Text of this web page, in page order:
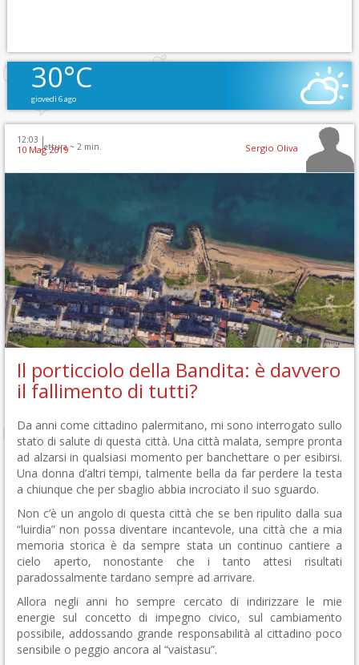
30°C
giovedì 6 ago
12:03 |
lettura ~ 2 min.
10 Mag 2019 Sergio Oliva
Il porticciolo della Bandita: è davvero
il fallimento di tutti?
Da anni come cittadino palermitano, mi sono interrogato sullo
stato di salute di questa città. Una città malata, sempre pronta
ad alzarsi in qualsiasi momento per banchettare o per esibirsi.
Una donna d’altri tempi, talmente bella da far perdere la testa
a chiunque che per sbaglio abbia incrociato il suo sguardo.
Non c’è un angolo di questa città che se ben ripulito dalla sua
“luirdia” non possa diventare incantevole, una città che a mia
memoria storica è da sempre stata un continuo cantiere a
cielo aperto, nonostante che i tanto attesi risultati
paradossalmente tardano sempre ad arrivare.
Allora negli anni ho sempre cercato di indirizzare le mie
energie sul concetto di impegno civico, sul cambiamento
possibile, addossando grande responsabilità al cittadino poco
sensibile o peggio ancora al “vaistasu”.